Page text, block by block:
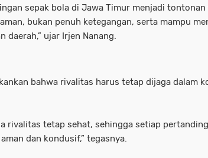
sepak bola di Jawa Timur menjadi tontonan
bukan penuh ketegangan, serta mampu
daerah,” ujar Irjen Nanang.
bahwa rivalitas harus tetap dijaga dalam
rivalitas tetap sehat, sehingga setiap
dan kondusif,” tegasnya.